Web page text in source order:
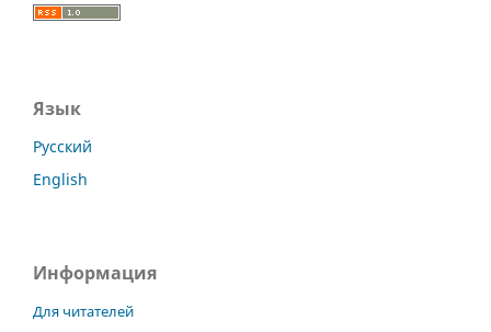
Язык
Русский
English
Информация
Для читателей